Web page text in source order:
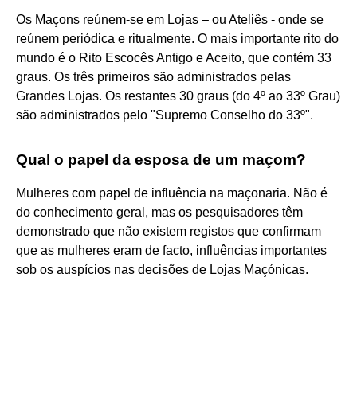
Os Maçons reúnem-se em Lojas – ou Ateliês - onde se
reúnem periódica e ritualmente. O mais importante rito do
mundo é o Rito Escocês Antigo e Aceito, que contém 33
graus. Os três primeiros são administrados pelas
Grandes Lojas. Os restantes 30 graus (do 4º ao 33º Grau)
são administrados pelo "Supremo Conselho do 33º".
Qual o papel da esposa de um maçom?
Mulheres com papel de influência na maçonaria. Não é
do conhecimento geral, mas os pesquisadores têm
demonstrado que não existem registos que confirmam
que as mulheres eram de facto, influências importantes
sob os auspícios nas decisões de Lojas Maçónicas.